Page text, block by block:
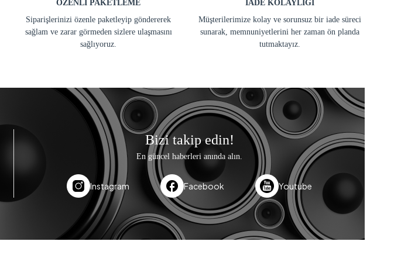
ÖZENLİ PAKETLEME
Siparişlerinizi özenle paketleyip göndererek
sağlam ve zarar görmeden sizlere ulaşmasını
sağlıyoruz.
İADE KOLAYLIĞI
Müşterilerimize kolay ve sorunsuz bir iade süreci
sunarak, memnuniyetlerini her zaman ön planda
tutmaktayız.
Bizi takip edin!
En güncel haberleri anında alın.
Instagram Facebook Youtube